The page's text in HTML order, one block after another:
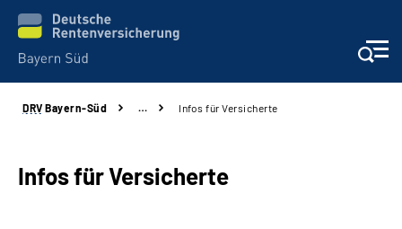
Beratung und Kontakt
Karriere
DRV Bayern-Süd … Infos für Versicherte
Infos für Versicherte